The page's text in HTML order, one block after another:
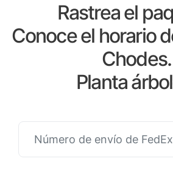
Rastrea el
Conoce el horario
Chodes.
Planta